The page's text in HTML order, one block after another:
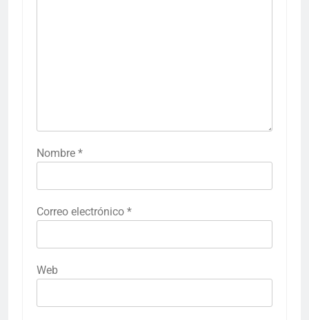
Nombre *
Correo electrónico *
Web